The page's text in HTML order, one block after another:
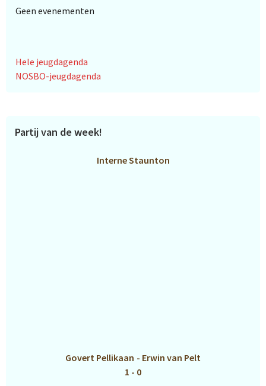
Geen evenementen
Hele jeugdagenda
NOSBO-jeugdagenda
Partij van de week!
Interne Staunton
Govert Pellikaan - Erwin van Pelt
1 - 0